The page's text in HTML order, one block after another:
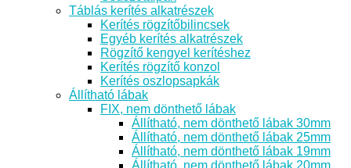
Táblás kerítés alkatrészek
Kerítés rögzítőbilincsek
Egyéb kerítés alkatrészek
Rögzítő kengyel kerítéshez
Kerítés rögzítő konzol
Kerítés oszlopsapkák
Állítható lábak
FIX, nem dönthető lábak
Állítható, nem dönthető lábak 30mm
Állítható, nem dönthető lábak 25mm
Állítható, nem dönthető lábak 19mm
Állítható, nem dönthető lábak 20mm